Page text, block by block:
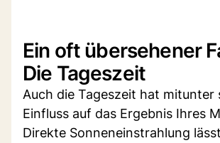
Ein oft übersehener
Die Tageszeit
Auch die Tageszeit hat mitunter
Einfluss auf das Ergebnis Ihres
Direkte Sonneneinstrahlung